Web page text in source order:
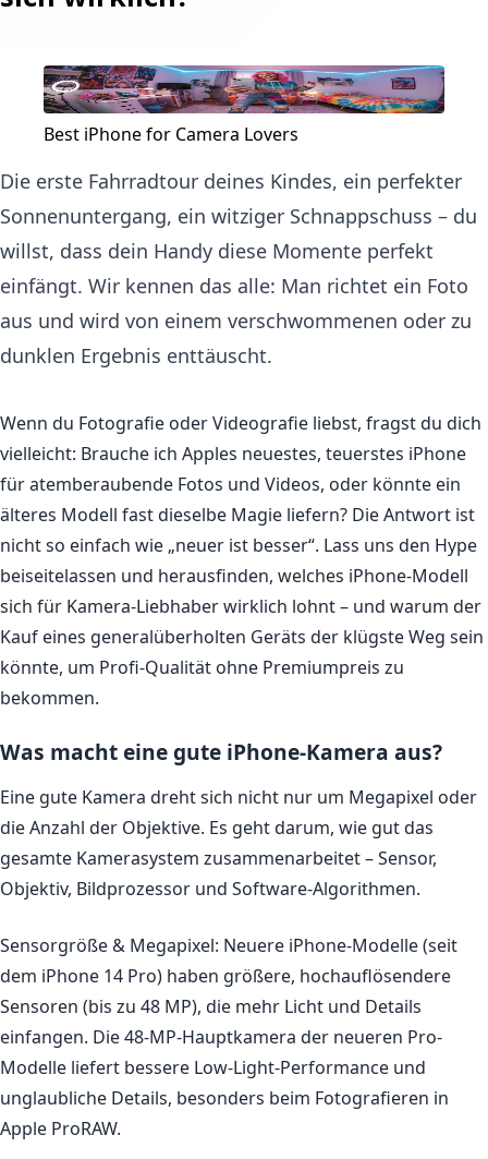
Best iPhone for Camera Lovers
Die erste Fahrradtour deines Kindes, ein perfekter
Sonnenuntergang, ein witziger Schnappschuss – du
willst, dass dein Handy diese Momente perfekt
einfängt. Wir kennen das alle: Man richtet ein Foto
aus und wird von einem verschwommenen oder zu
dunklen Ergebnis enttäuscht.
Wenn du Fotografie oder Videografie liebst, fragst du dich
vielleicht: Brauche ich Apples neuestes, teuerstes iPhone
für atemberaubende Fotos und Videos, oder könnte ein
älteres Modell fast dieselbe Magie liefern? Die Antwort ist
nicht so einfach wie „neuer ist besser“. Lass uns den Hype
beiseitelassen und herausfinden, welches iPhone-Modell
sich für Kamera-Liebhaber wirklich lohnt – und warum der
Kauf eines generalüberholten Geräts der klügste Weg sein
könnte, um Profi-Qualität ohne Premiumpreis zu
bekommen.
Was macht eine gute iPhone-Kamera aus?
Eine gute Kamera dreht sich nicht nur um Megapixel oder
die Anzahl der Objektive. Es geht darum, wie gut das
gesamte Kamerasystem zusammenarbeitet – Sensor,
Objektiv, Bildprozessor und Software-Algorithmen.
Sensorgröße & Megapixel: Neuere iPhone-Modelle (seit
dem iPhone 14 Pro) haben größere, hochauflösendere
Sensoren (bis zu 48 MP), die mehr Licht und Details
einfangen. Die 48-MP-Hauptkamera der neueren Pro-
Modelle liefert bessere Low-Light-Performance und
unglaubliche Details, besonders beim Fotografieren in
Apple ProRAW.